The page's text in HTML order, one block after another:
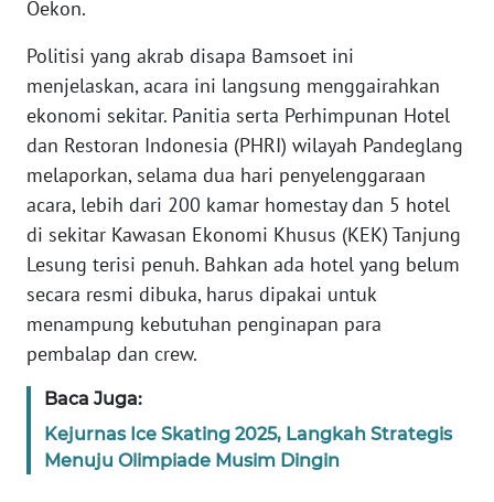
Oekon.
Politisi yang akrab disapa Bamsoet ini
menjelaskan, acara ini langsung menggairahkan
ekonomi sekitar. Panitia serta Perhimpunan Hotel
dan Restoran Indonesia (PHRI) wilayah Pandeglang
melaporkan, selama dua hari penyelenggaraan
acara, lebih dari 200 kamar homestay dan 5 hotel
di sekitar Kawasan Ekonomi Khusus (KEK) Tanjung
Lesung terisi penuh. Bahkan ada hotel yang belum
secara resmi dibuka, harus dipakai untuk
menampung kebutuhan penginapan para
pembalap dan crew.
Baca Juga:
Kejurnas Ice Skating 2025, Langkah Strategis
Menuju Olimpiade Musim Dingin
KARIR
DISCLAIMER
Wahana
Regional
WN
SUMUT
WN
WN
JABAR